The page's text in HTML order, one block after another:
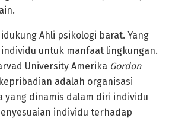
Ahli psikologi barat. Yang
untuk manfaat lingkungan.
University Amerika Gordon
adalah organisasi
yang dinamis dalam diri individu
individu terhadap